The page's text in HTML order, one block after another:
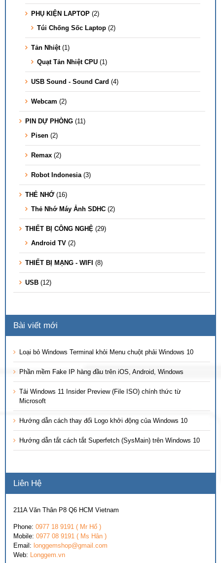
PHỤ KIỆN LAPTOP (2)
Túi Chống Sốc Laptop (2)
Tản Nhiệt (1)
Quạt Tản Nhiệt CPU (1)
USB Sound - Sound Card (4)
Webcam (2)
PIN DỰ PHÒNG (11)
Pisen (2)
Remax (2)
Robot Indonesia (3)
THẺ NHỚ (16)
Thẻ Nhớ Máy Ảnh SDHC (2)
THIẾT BỊ CÔNG NGHỆ (29)
Android TV (2)
THIẾT BỊ MẠNG - WIFI (8)
USB (12)
Bài viết mới
Loại bỏ Windows Terminal khỏi Menu chuột phải Windows 10
Phần mềm Fake IP hàng đầu trên iOS, Android, Windows
Tải Windows 11 Insider Preview (File ISO) chính thức từ
Microsoft
Hướng dẫn cách thay đổi Logo khởi động của Windows 10
Hướng dẫn tắt cách tắt Superfetch (SysMain) trên Windows 10
Liên Hệ
211A Văn Thân P8 Q6 HCM Vietnam
Phone: 0977 18 9191 ( Mr Hổ )
Mobile: 0977 08 9191 ( Ms Hân )
Email: longgemshop@gmail.com
Web: Longgem.vn